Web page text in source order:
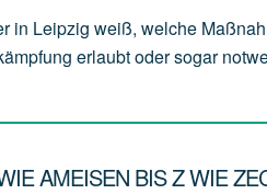
in Leipzig weiß, welche
erlaubt oder sogar
AMEISEN BIS Z WIE